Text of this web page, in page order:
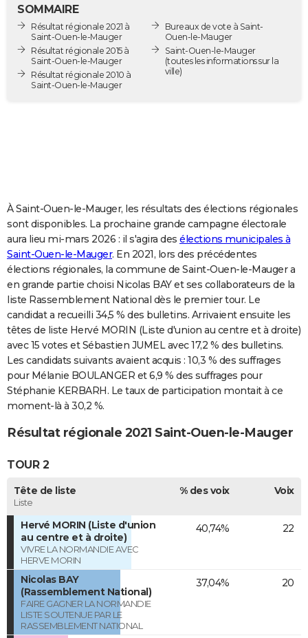
Destinations
City break
Voyage nature
Voyage de noces
Forum
Climat
GUIDES D'ACHAT
BONS PLANS
S'inscrire
Se connecter
Lycées
Collèges
Primaires
Universités
Entreprises
Service militaire
Avis de recherche
AVIS DE DÉCÈS
FORUM
Bricolage
Lifestyle
Culture
Sport
Auto
Television
Voyage
Cinema
SOMMAIRE
Résultat régionale 2021 à
Saint-Ouen-le-Mauger
Résultat régionale 2015 à
Saint-Ouen-le-Mauger
Résultat régionale 2010 à
Saint-Ouen-le-Mauger
Bureaux de vote à Saint-
Ouen-le-Mauger
Saint-Ouen-le-Mauger
(toutes les informations sur la
ville)
À Saint-Ouen-le-Mauger, les résultats des élections régionales
sont disponibles. La prochaine grande campagne électorale
aura lieu mi-mars 2026 : il s'agira des élections municipales à
Saint-Ouen-le-Mauger. En 2021, lors des précédentes
élections régionales, la commune de Saint-Ouen-le-Mauger a
en grande partie choisi Nicolas BAY et ses collaborateurs de la
liste Rassemblement National dès le premier tour. Le
candidat a recueilli 34,5 % des bulletins. Arrivaient ensuite les
têtes de liste Hervé MORIN (Liste d'union au centre et à droite)
avec 15 votes et Sébastien JUMEL avec 17,2 % des bulletins.
Les candidats suivants avaient acquis : 10,3 % des suffrages
pour Mélanie BOULANGER et 6,9 % des suffrages pour
Stéphanie KERBARH. Le taux de participation montait à ce
moment-là à 30,2 %.
Résultat régionale 2021 Saint-Ouen-le-Mauger
TOUR 2
Tête de liste
Liste
% des voix Voix
Hervé MORIN (Liste d'union
au centre et à droite)
VIVRE LA NORMANDIE AVEC
HERVE MORIN
40,74% 22
Nicolas BAY
(Rassemblement National)
FAIRE GAGNER LA NORMANDIE
LISTE SOUTENUE PAR LE
RASSEMBLEMENT NATIONAL
37,04% 20